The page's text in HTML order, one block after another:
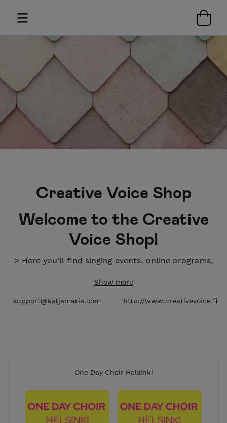
Creative Voice Shop
Welcome to the Creative
Voice Shop!
> Here you'll find singing events, online programs,
creativity, artist life & business.
Tervetuloa Creative Voice
lauluasi, luovuuttasi, taiteilijaelämääsi ja -
toimintaasi.
Välkommen till Creative
Show more
support@katjamaria.com http://www.creativevoice.fi
One Day Choir Helsinki